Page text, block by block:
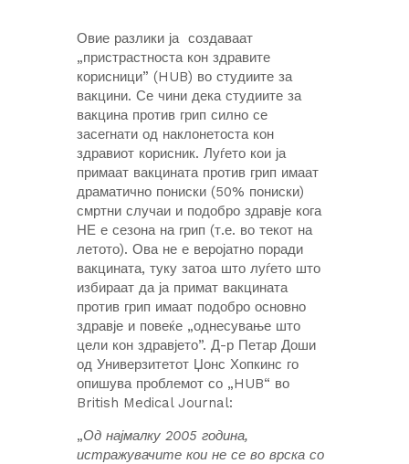
Овие разлики ја создаваат
„пристрастноста кон здравите
корисници” (HUB) во студиите за
вакцини. Се чини дека студиите за
вакцина против грип силно се
засегнати од наклонетоста кон
здравиот корисник. Луѓето кои ја
примаат вакцината против грип имаат
драматично пониски (50% пониски)
смртни случаи и подобро здравје кога
НЕ е сезона на грип (т.е. во текот на
летото). Ова не е веројатно поради
вакцината, туку затоа што луѓето што
избираат да ја примат вакцината
против грип имаат подобро основно
здравје и повеќе „однесување што
цели кон здравјето”. Д-р Петар Доши
од Универзитетот Џонс Хопкинс го
опишува проблемот со „HUB“ во
British Medical Journal:
„Од најмалку 2005 година,
истражувачите кои не се во врска со